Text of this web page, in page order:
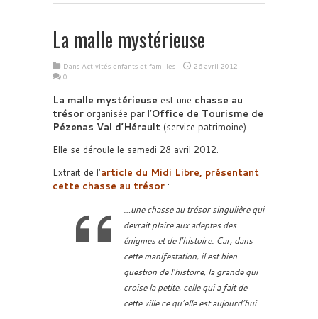
La malle mystérieuse
Dans Activités enfants et familles
26 avril 2012
0
La malle mystérieuse est une chasse au
trésor organisée par l’Office de Tourisme de
Pézenas Val d’Hérault (service patrimoine).
Elle se déroule le samedi 28 avril 2012.
Extrait de l’article du Midi Libre, présentant
cette chasse au trésor :
…une chasse au trésor singulière qui
devrait plaire aux adeptes des
énigmes et de l’histoire. Car, dans
cette manifestation, il est bien
question de l’histoire, la grande qui
croise la petite, celle qui a fait de
cette ville ce qu’elle est aujourd’hui.